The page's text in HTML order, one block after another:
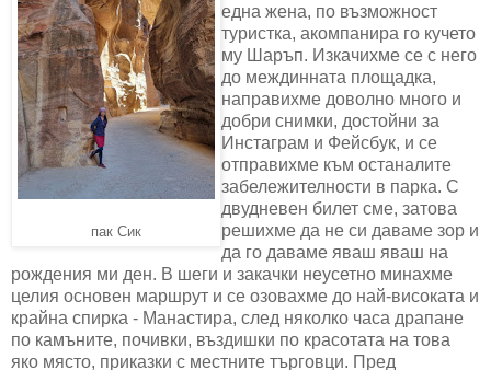
пак Сик
една жена, по възможност
туристка, акомпанира го кучето
му Шаръп. Изкачихме се с него
до междинната площадка,
направихме доволно много и
добри снимки, достойни за
Инстаграм и Фейсбук, и се
отправихме към останалите
забележителности в парка. С
двудневен билет сме, затова
решихме да не си даваме зор и
да го даваме яваш яваш на
рождения ми ден. В шеги и закачки неусетно минахме
целия основен маршрут и се озовахме до най-високата и
крайна спирка - Манастира, след няколко часа драпане
по камъните, почивки, въздишки по красотата на това
яко място, приказки с местните търговци. Пред